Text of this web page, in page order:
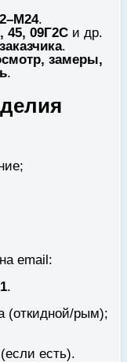
.
45, 09Г2С и др.
.
замеры,
.
на email:
.
(откидной/рым);
есть).